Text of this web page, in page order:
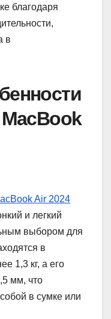
благодаря
в
Air 2024
и легкий
выбором для
в
1,3 кг, а его
мм, что
в сумке или